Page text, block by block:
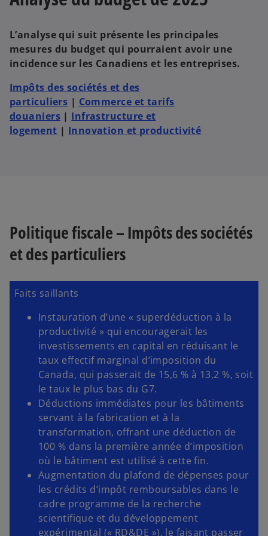
L’analyse qui suit présente les principales
mesures du budget qui pourraient avoir une
incidence sur les Canadiens et les entreprises.
Impôts des sociétés et des
particuliers | Commerce et tarifs
douaniers| Infrastructure et
logement | Innovation et productivité
Politique fiscale – Impôts des sociétés
et des particuliers
Faits saillants
Instauration d’une « superdéduction à la
productivité » qui encouragerait les
investissements en capital en réduisant le
taux effectif marginal d’imposition du
Canada, qui passerait de 15,6 % à 13,2 %, soit
le taux le plus bas du G7.
Déductions immédiates pour les bâtiments
servant à la fabrication et à la
transformation, offrant une déduction de
100 % dans la première année d’imposition
où le bâtiment est utilisé à cette fin.
Augmentation du plafond de dépenses pour
les crédits d’impôt remboursables dans le
cadre programme de la recherche
scientifique et du développement
expérimental (« RD&DE »), le faisant passer